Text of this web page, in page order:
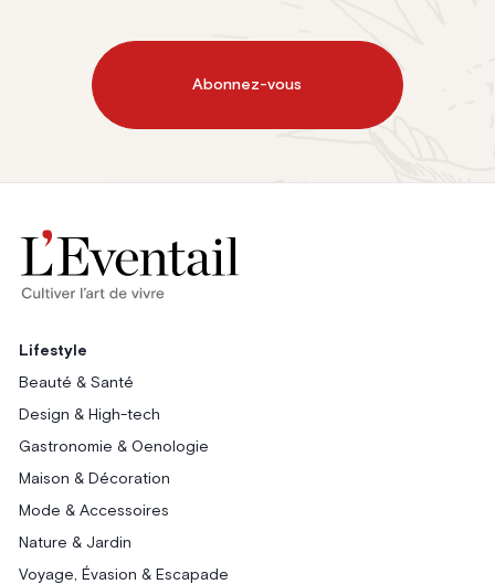
Abonnez-vous
Lifestyle
Beauté & Santé
Design & High-tech
Gastronomie & Oenologie
Maison & Décoration
Mode & Accessoires
Nature & Jardin
Voyage, Évasion & Escapade